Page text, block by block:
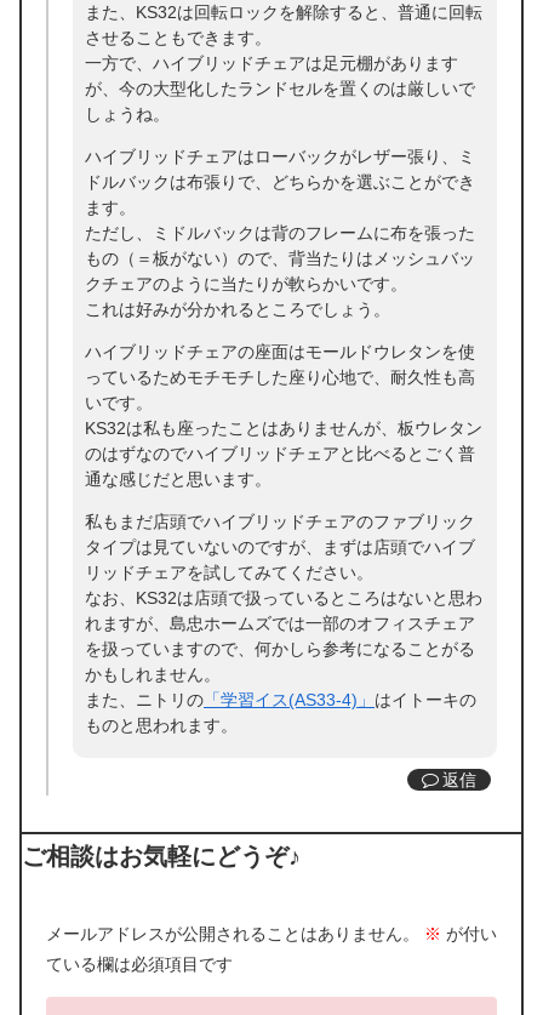
また、KS32は回転ロックを解除すると、普通に回転
させることもできます。
一方で、ハイブリッドチェアは足元棚があります
が、今の大型化したランドセルを置くのは厳しいで
しょうね。
ハイブリッドチェアはローバックがレザー張り、ミ
ドルバックは布張りで、どちらかを選ぶことができ
ます。
ただし、ミドルバックは背のフレームに布を張った
もの（＝板がない）ので、背当たりはメッシュバッ
クチェアのように当たりが軟らかいです。
これは好みが分かれるところでしょう。
ハイブリッドチェアの座面はモールドウレタンを使
っているためモチモチした座り心地で、耐久性も高
いです。
KS32は私も座ったことはありませんが、板ウレタン
のはずなのでハイブリッドチェアと比べるとごく普
通な感じだと思います。
私もまだ店頭でハイブリッドチェアのファブリック
タイプは見ていないのですが、まずは店頭でハイブ
リッドチェアを試してみてください。
なお、KS32は店頭で扱っているところはないと思わ
れますが、島忠ホームズでは一部のオフィスチェア
を扱っていますので、何かしら参考になることがる
かもしれません。
また、ニトリの 「学習イス(AS33-4)」 はイトーキの
ものと思われます。
返信
ご相談はお気軽にどうぞ♪
メールアドレスが公開されることはありません。 ※ が付い
ている欄は必須項目です